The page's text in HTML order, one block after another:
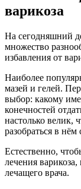
варикоза
На сегодняшний
множество
избавления от
Наиболее
мазей и гелей.
выбор: какому
конечностей
настолько велик,
разобраться в нём
Естественно,
лечения варикоза,
лечащего врача.